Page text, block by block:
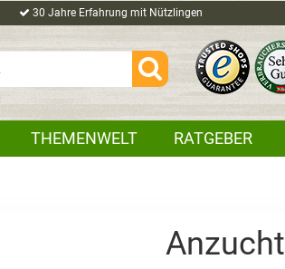
30 Jahre Erfahrung mit Nützlingen
THEMENWELT RATGEBER
Anzucht